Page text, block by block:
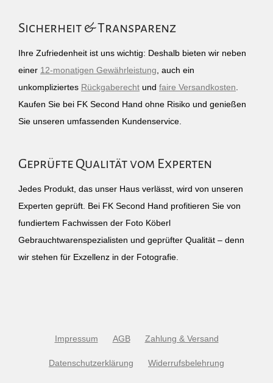
Sicherheit & Transparenz
Ihre Zufriedenheit ist uns wichtig: Deshalb bieten wir neben
einer 12-monatigen Gewährleistung , auch ein
unkompliziertes Rückgaberecht und faire Versandkosten
Kaufen Sie bei FK Second Hand ohne Risiko und genießen
Sie unseren umfassenden Kundenservice.
Geprüfte Qualität vom Experten
Jedes Produkt, das unser Haus verlässt, wird von unseren
Experten geprüft. Bei FK Second Hand profitieren Sie von
fundiertem Fachwissen der Foto Köberl
Gebrauchtwarenspezialisten und geprüfter Qualität – denn
wir stehen für Exzellenz in der Fotografie.
Impressum AGB Zahlung & Versand
Datenschutzerklärung Widerrufsbelehrung